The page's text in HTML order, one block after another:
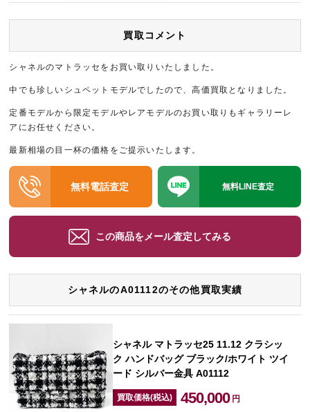
買取コメント
シャネルのマトラッセをお買い取りいたしました。
中でも珍しいシュペットモデルでしたので、高価買取となりました。
定番モデルから限定モデルやレアモデルのお買い取りもギャラリーレ
アにお任せください。
最新相場の目一杯の価格をご提示いたします。
無料電話査定 無料LINE査定
この商品をメール査定してみる
シャネルのA01112のその他買取実績
シャネル マトラッセ25 11.12 クラシッ
ク ハンドバッグ ブラック/ホワイト ツイ
ード シルバー金具 A01112
買取価格(税込) 450,000 円